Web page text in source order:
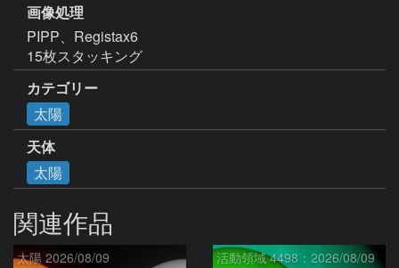
画像処理
PIPP、Registax6
15枚スタッキング
カテゴリー
太陽
天体
太陽
関連作品
太陽 2026/08/09 活動領域 4498：2026/08/09